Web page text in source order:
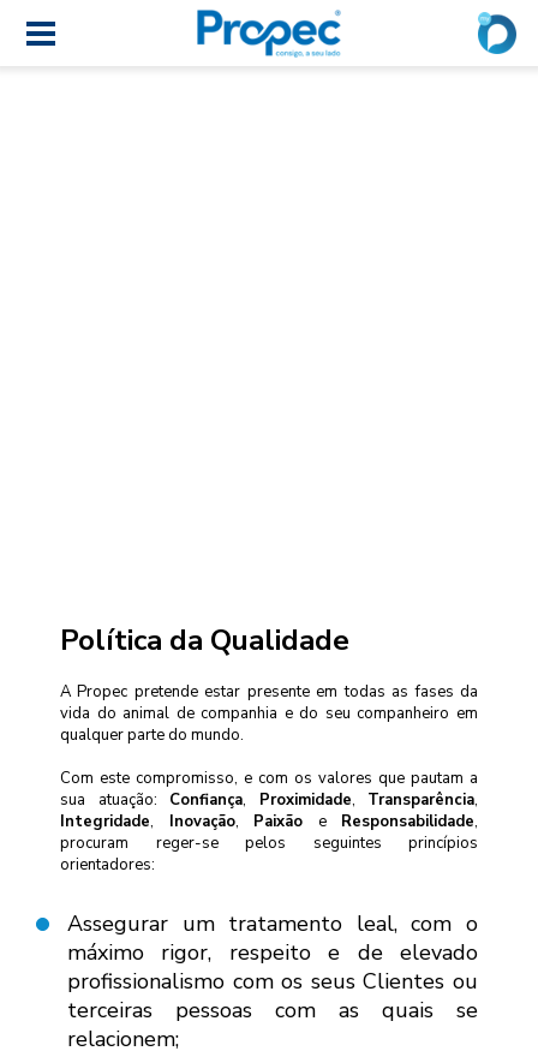
Política da Qualidade
A Propec pretende estar presente em todas as fases da
vida do animal de companhia e do seu companheiro em
qualquer parte do mundo.
Com este compromisso, e com os valores que pautam a
sua atuação: Confiança, Proximidade, Transparência,
Integridade, Inovação, Paixão e Responsabilidade,
procuram reger-se pelos seguintes princípios
orientadores:
Assegurar um tratamento leal, com o
máximo rigor, respeito e de elevado
profissionalismo com os seus Clientes ou
terceiras pessoas com as quais se
relacionem;